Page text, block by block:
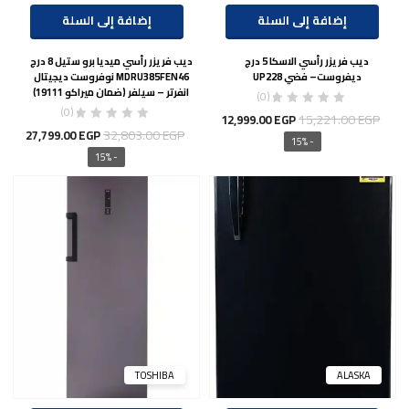
إضافة إلى السلة
ديب فريزر رأسي الاسكا 5 درج
ديفروست– فضي UP228
(0)
15,221.00EGP
السعر
الأصلي
15,221.00 EGP.
12,999.00EGP
السعر
12,999.00 EGP.
- 15%
إضافة إلى السلة
ديب فريزر رأسي ميديا برو ستيل 8 درج
MDRU385FEN46 نوفروست ديجيتال
انفرتر – سيلفر (ضمان ميراكو 19111)
(0)
32,803.00EGP
السعر
الأصلي
هو:
27,799.00EGP
- 15%
ALASKA
TOSHIBA